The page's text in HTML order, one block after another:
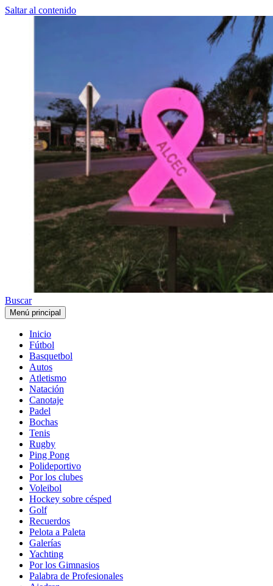
Saltar al contenido
Buscar
Menú principal
Inicio
Fútbol
Basquetbol
Autos
Atletismo
Natación
Canotaje
Padel
Bochas
Tenis
Rugby
Ping Pong
Polideportivo
Por los clubes
Voleibol
Hockey sobre césped
Golf
Recuerdos
Pelota a Paleta
Galerías
Yachting
Por los Gimnasios
Palabra de Profesionales